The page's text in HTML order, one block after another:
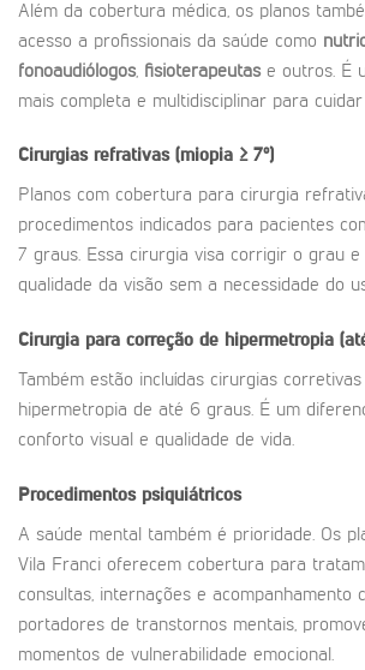
Além da cobertura médica, os planos
acesso a profissionais da saúde como
fonoaudiólogos, fisioterapeutase outros. É
mais completa e multidisciplinar para
Cirurgias refrativas (miopia ≥ 7º)
Planos com cobertura para cirurgia
procedimentos indicados para pacientes
7 graus. Essa cirurgia visa corrigir o grau
qualidade da visão sem a necessidade do
Cirurgia para correção de hipermetropia
Também estão incluídas cirurgias
hipermetropia de até 6 graus. É um
conforto visual e qualidade de vida.
Procedimentos psiquiátricos
A saúde mental também é prioridade. Os
Vila Franci oferecem cobertura para
consultas, internações e acompanhamento
portadores de transtornos mentais,
momentos de vulnerabilidade emocional.